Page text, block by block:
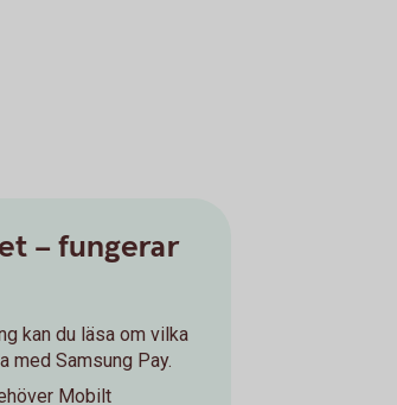
– fungerar
kan du läsa om vilka
med Samsung Pay.
Mobilt